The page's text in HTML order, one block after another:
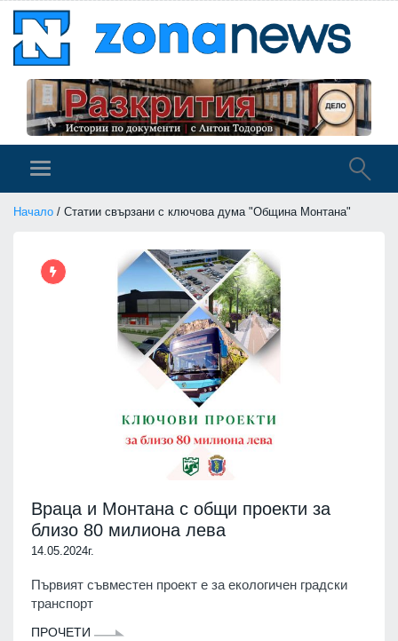
Начало / Статии свързани с ключова дума "Община Монтана"
Враца и Монтана с общи проекти за
близо 80 милиона лева
14.05.2024г.
Първият съвместен проект е за екологичен градски
транспорт
ПРОЧЕТИ